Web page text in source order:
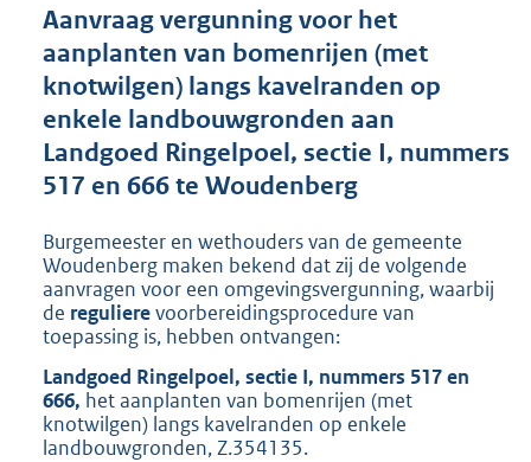
r
o
t
t
:
5
8
K
b
Aanvraag vergunning voor het
aanplanten van bomenrijen (met
knotwilgen) langs kavelranden op
enkele landbouwgronden aan
Landgoed Ringelpoel, sectie I, nummers
517 en 666 te Woudenberg
Burgemeester en wethouders van de gemeente
Woudenberg maken bekend dat zij de volgende
aanvragen voor een omgevingsvergunning, waarbij
de regulierevoorbereidingsprocedure van
toepassing is, hebben ontvangen:
Landgoed Ringelpoel, sectie I, nummers 517 en
666, het aanplanten van bomenrijen (met
knotwilgen) langs kavelranden op enkele
landbouwgronden, Z.354135.